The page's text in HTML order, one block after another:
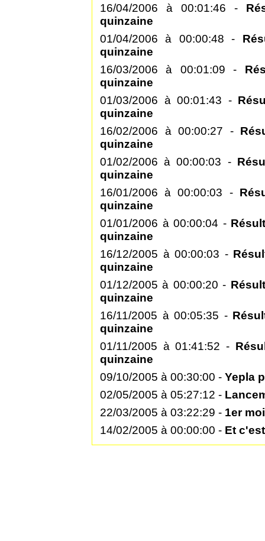
16/04/2006 à 00:01:46 -
quinzaine
01/04/2006 à 00:00:48 -
quinzaine
16/03/2006 à 00:01:09 -
quinzaine
01/03/2006 à 00:01:43 -
quinzaine
16/02/2006 à 00:00:27 -
quinzaine
01/02/2006 à 00:00:03 -
quinzaine
16/01/2006 à 00:00:03 -
quinzaine
01/01/2006 à 00:00:04 -
quinzaine
16/12/2005 à 00:00:03 -
quinzaine
01/12/2005 à 00:00:20 -
quinzaine
16/11/2005 à 00:05:35 -
quinzaine
01/11/2005 à 01:41:52 -
quinzaine
09/10/2005 à 00:30:00 - Yepla
02/05/2005 à 05:27:12 -
22/03/2005 à 03:22:29 - 1er
14/02/2005 à 00:00:00 - Et